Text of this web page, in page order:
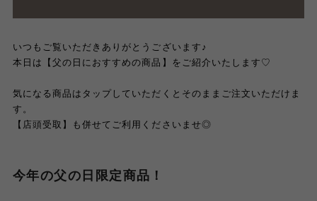
いつもご覧いただきありがとうございます♪
本日は【父の日におすすめの商品】をご紹介いたします♡
気になる商品はタップしていただくとそのままご注文いただけま
す。
【店頭受取】も併せてご利用くださいませ◎
今年の父の日限定商品！